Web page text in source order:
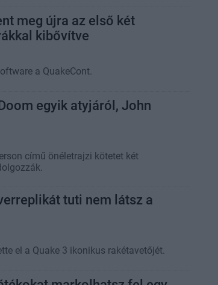
meg újra az első két
kibővítve
a QuakeCont.
egyik atyjáról, John
című önéletrajzi kötetet két
tuti nem látsz a
el a Quake 3 ikonikus rakétavetőjét.